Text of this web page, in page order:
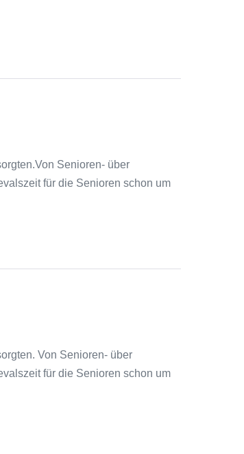
Senioren- über
für die Senioren schon um
Von Senioren- über
für die Senioren schon um